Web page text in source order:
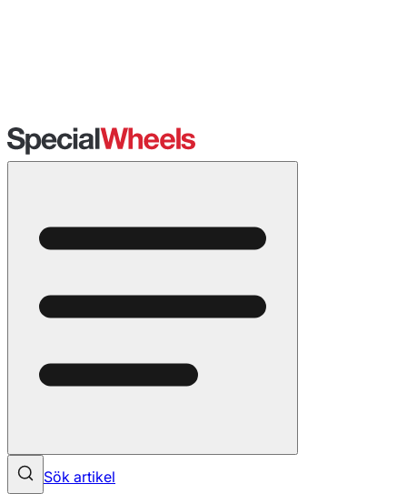
Sök artikel